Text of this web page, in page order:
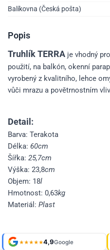
Balíkovna (Česká pošta)
Popis
Truhlík TERRA je vhodný
použití, na balkón, okenní
vyrobený z kvalitního, lehce
vůči mrazu a povětrnostním
Detail:
Barva: Terakota
Délka: 60cm
Šířka: 25,7cm
Výška: 23,8cm
Objem: 18l
Hmotnost: 0,63kg
Materiál: Plast
★★★★★4,9Google
Shop roku'24 + '25